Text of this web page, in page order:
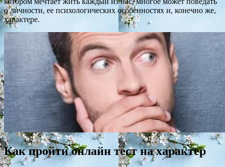
о личности, ее психологических особенностях и, конечно же,
характере.
Как пройти онлайн тест на характер